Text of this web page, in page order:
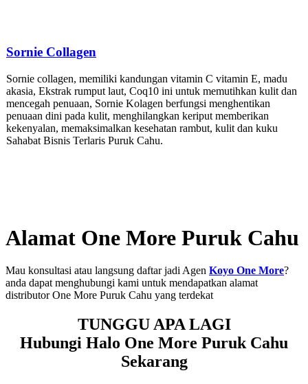
Sornie Collagen
Sornie collagen, memiliki kandungan vitamin C vitamin E, madu
akasia, Ekstrak rumput laut, Coq10 ini untuk memutihkan kulit dan
mencegah penuaan, Sornie Kolagen berfungsi menghentikan
penuaan dini pada kulit, menghilangkan keriput memberikan
kekenyalan, memaksimalkan kesehatan rambut, kulit dan kuku
Sahabat Bisnis Terlaris Puruk Cahu.
Alamat One More Puruk Cahu
Mau konsultasi atau langsung daftar jadi Agen Koyo One More?
anda dapat menghubungi kami untuk mendapatkan alamat
distributor One More Puruk Cahu yang terdekat
TUNGGU APA LAGI
Hubungi Halo One More Puruk Cahu
Sekarang